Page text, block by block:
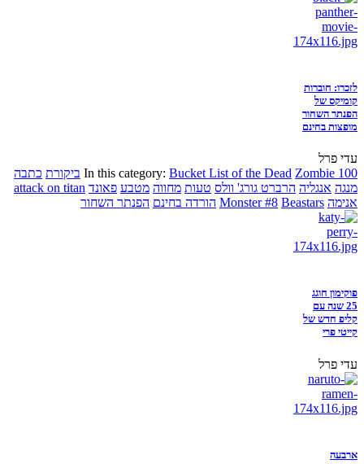
לזכרו: חוברות
קומיקס של
הפנתר השחור
מופצות בחינם
עדי פרל
In this category: Bucket List of the Dead Zombie 100 ביקורת כתבה
מנגה אנגליה הרברט גורג' וולס טעות מחווה מטבע פאונד attack on titan
אנימה
Monster #8 Beastars הורדה בחינם הפנתר השחור
פוקימון חוגג
25 שנה עם
קליפ חדש של
קייטי פרי
עדי פרל
ארבעה